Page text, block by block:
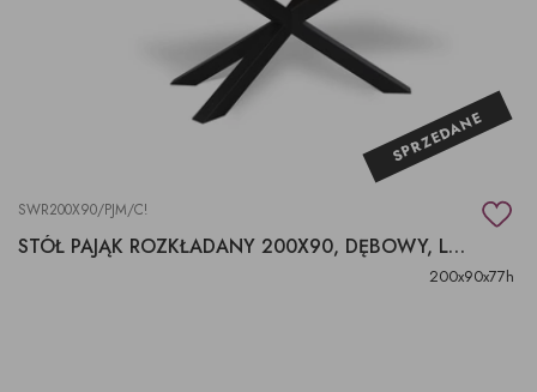
SPRZEDANE
SWR200X90/PJM/C!
STÓŁ PAJĄK ROZKŁADANY 200X90, DĘBOWY, LOFT
200x90x77h